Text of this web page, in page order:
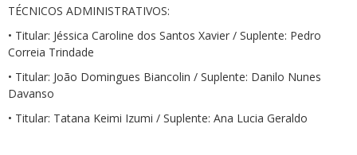
TÉCNICOS ADMINISTRATIVOS:
• Titular: Jéssica Caroline dos Santos Xavier / Suplente: Pedro
Correia Trindade
• Titular: João Domingues Biancolin / Suplente: Danilo Nunes
Davanso
• Titular: Tatana Keimi Izumi / Suplente: Ana Lucia Geraldo